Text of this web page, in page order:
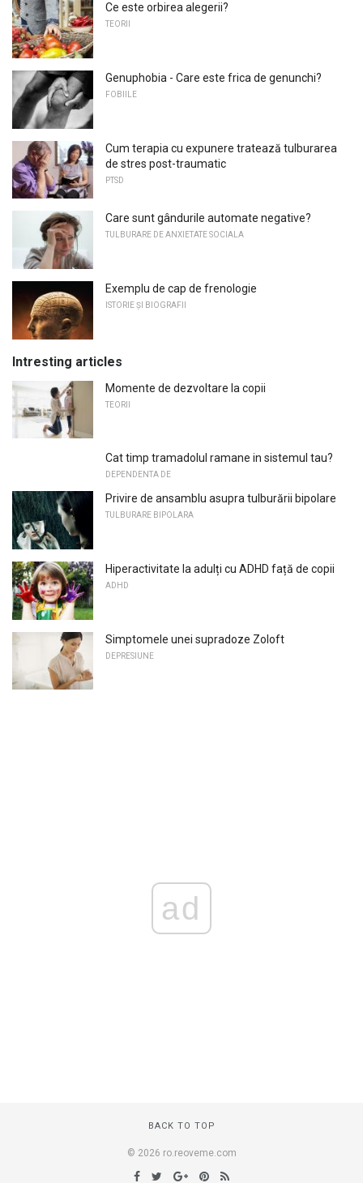
Ce este orbirea alegerii?
TEORII
Genuphobia - Care este frica de genunchi?
FOBIILE
Cum terapia cu expunere tratează tulburarea
de stres post-traumatic
PTSD
Care sunt gândurile automate negative?
TULBURARE DE ANXIETATE SOCIALA
Exemplu de cap de frenologie
ISTORIE ȘI BIOGRAFII
Intresting articles
Momente de dezvoltare la copii
TEORII
Cat timp tramadolul ramane in sistemul tau?
DEPENDENTA DE
Privire de ansamblu asupra tulburării bipolare
TULBURARE BIPOLARA
Hiperactivitate la adulți cu ADHD față de copii
ADHD
Simptomele unei supradoze Zoloft
DEPRESIUNE
ad
BACK TO TOP
© 2026 ro.reoveme.com